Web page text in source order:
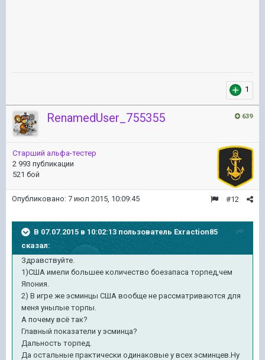
1
639
RenamedUser_755355
Старший альфа-тестер
2 993 публикации
521 бой
#12
Опубликовано: 7 июл 2015, 10:09:45
В 07.07.2015 в 10:02:13 пользователь Exraction85
сказал:
Здравствуйте.
1)США имели большее количество боезапаса торпед,чем
Япония.
2) В игре же эсминцы США вообще не рассматриваются для
меня унылые торпы.
А почему всё так?
Главный показатели у эсминца?
Дальность торпед.
Да остальные практически одинаковые у всех эсминцев.Ну